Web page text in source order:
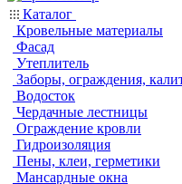
Каталог
Кровельные материалы
Фасад
Утеплитель
Заборы, ограждения,
Водосток
Чердачные лестницы
Ограждение кровли
Гидроизоляция
Пены, клеи, герметики
Мансардные окна